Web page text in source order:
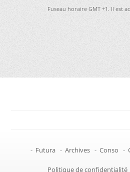
Fuseau horaire GMT +1. Il est
- Futura - Archives - Conso -
Politique de confidentialité